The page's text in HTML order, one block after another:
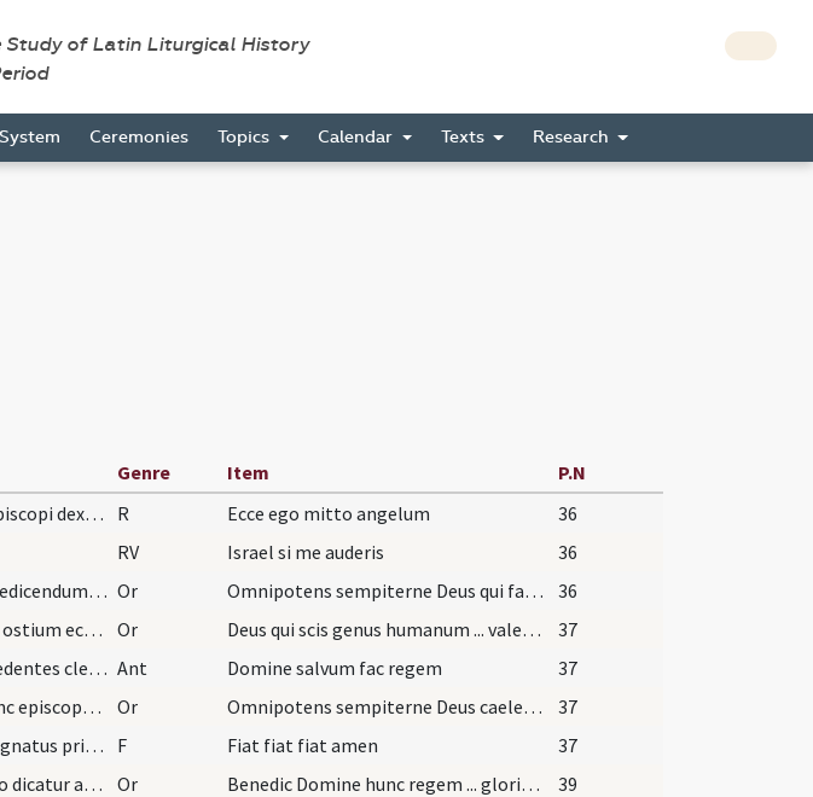
of Latin Liturgical History
System Ceremonies Topics Calendar Texts Research
Genre Item
P.N
Postea suscipiant illum episcopi dextra laevaque… R Ecce ego mitto angelum
36
RV Israel si me auderis
36
Incipit ordo ad regem benedicendum, quando novus… Or Omnipotens sempiterne Deus qui famulum tuum ... non recedat.
36
Vulgo autem sequente. Ad ostium ecclesiae clerus… Or Deus qui scis genus humanum ... valeat et prodesse. Per
37
Introeuntes autem praecedentes clerici dicant ant… Ant Domine salvum fac regem
37
Usque introitum chori. Tunc episcopus sedis illiu… Or Omnipotens sempiterne Deus caelestium terrestriumque moderator ... pervenire mereatur. Per
37
Ibi enim ante chorum designatus princeps pallium… F Fiat fiat fiat amen
37
Postea eo devote inclinato dicatur ab uno episcop… Or Benedic Domine hunc regem ... glorietur in regno.
39